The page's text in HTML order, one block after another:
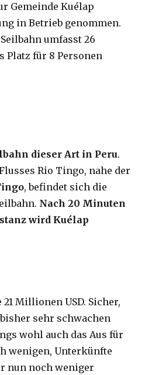
Gemeinde Kuélap
in Betrieb genommen.
umfasst 26
Platz für 8 Personen
dieser Art in Peru.
Rio Tingo, nahe der
, befindet sich die
Nach 20 Minuten
wird Kuélap
Millionen USD. Sicher,
sehr schwachen
wohl auch das Aus für
wenigen, Unterkünfte
nun noch weniger